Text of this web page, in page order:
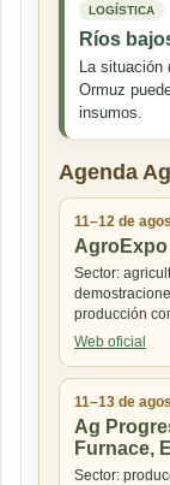
LOGÍSTICA
Ríos
La situación
Ormuz
insumos.
Agenda
11–12 de
AgroExpo
Sector:
producción
Web oficial
11–13 de
Ag
Furnace,
Sector: